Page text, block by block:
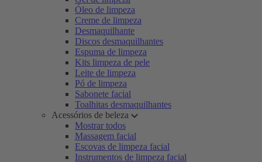
Óleo de limpeza
Creme de limpeza
Desmaquilhante
Discos desmaquilhantes
Espuma de limpeza
Kits limpeza de pele
Leite de limpeza
Pó de limpeza
Sabonete facial
Toalhitas desmaquilhantes
Acessórios de beleza
Mostrar todos
Massagem facial
Escovas de limpeza facial
Instrumentos de limpeza facial